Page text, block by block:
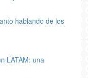
hablando de los
LATAM: una